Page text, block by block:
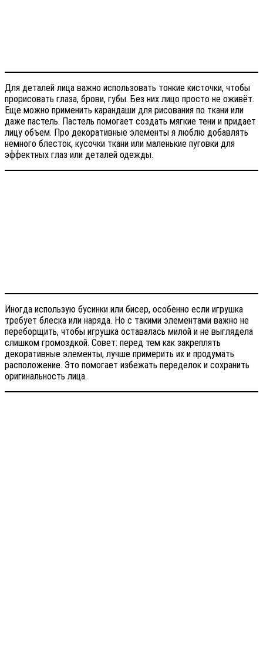
Для деталей лица важно использовать тонкие кисточки, чтобы
прорисовать глаза, брови, губы. Без них лицо просто не оживёт.
Еще можно применить карандаши для рисования по ткани или
даже пастель. Пастель помогает создать мягкие тени и придает
лицу объем. Про декоративные элементы я люблю добавлять
немного блесток, кусочки ткани или маленькие пуговки для
эффектных глаз или деталей одежды.
Иногда использую бусинки или бисер, особенно если игрушка
требует блеска или наряда. Но с такими элементами важно не
переборщить, чтобы игрушка оставалась милой и не выглядела
слишком громоздкой. Совет: перед тем как закреплять
декоративные элементы, лучше примерить их и продумать
расположение. Это помогает избежать переделок и сохранить
оригинальность лица.